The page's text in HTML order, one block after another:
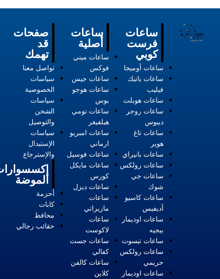
صفحات
قد
تهمك
تواصل معنا
سياسات
الخصوصية
سياسات
الشحن
والتوصيل
سياسات
الإستبدال
والإسترجاع
الموضة
أحزمة
كابات
محافظ
حقائب رجالي
ساعات
أصلية
ساعات ميني
فوكس
ساعات جيس
ساعات هوجو
بوس
ساعات تومي
هيلفيغر
ساعات امبريو
ارماني
ساعات فوسيل
ساعات مايكل
كورس
ساعات ديزل
ساعات
مازيراتي
ساعات
لاكوست
ساعات جست
كفالي
ساعات كالفن
كلاين
ساعات
فرست
كوبي
ساعات أوميجا
ساعات باتيك
فيليب
ساعات هوبلت
ساعات روجر
ديبوس
ساعات تاغ
هوير
ساعات بانيراي
ساعات رولكس
ساعات جي
شوك
ساعات كاسيو
أديفيس
ساعات اوديمار
بيجيه
ساعات تيسوت
ساعات رولكس
حريمي
ساعات اوديمار